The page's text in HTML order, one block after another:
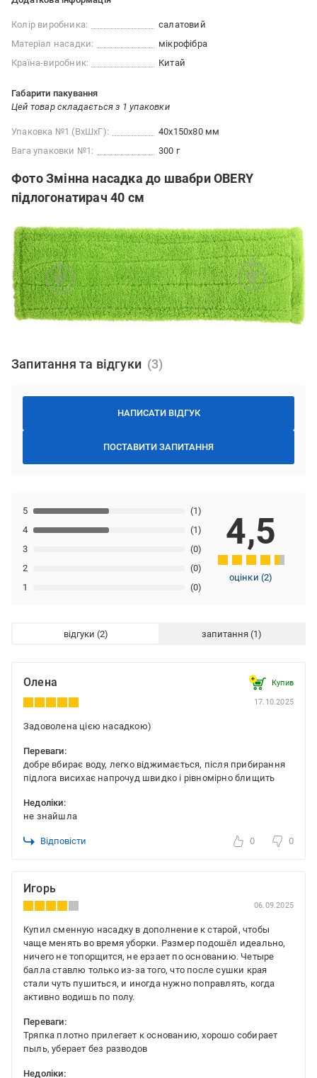
Колір виробника:
салатовий
Матеріал насадки:
мікрофібра
Країна-виробник:
Китай
Габарити пакування
Цей товар складається з 1 упаковки
Упаковка №1 (ВхШхГ):
40x150x80 мм
Вага упаковки №1:
300 г
Фото Змінна насадка до швабри OBERY
підлогонатирач 40 см
Запитання та відгуки
НАПИСАТИ ВІДГУК
ПОСТАВИТИ ЗАПИТАННЯ
1 (0)
2 (0)
3 (0)
4 (1)
5 (1)
4,5
оцінки(2)
відгуки запитання
Олена Купив
17.10.2025
Задоволена цією насадкою)
Переваги:
добре вбирає воду, легко віджимається, після прибирання
підлога висихає напрочуд швидко і рівномірно блищить
Недоліки:
не знайшла
Відповісти 0 0
Игорь
06.09.2025
Купил сменную насадку в дополнение к старой, чтобы
чаще менять во время уборки. Размер подошёл идеально,
ничего не топорщится, не ерзает по основанию. Четыре
балла ставлю только из‑за того, что после сушки края
стали чуть пушиться, и иногда нужно поправлять, когда
активно водишь по полу.
Переваги:
Тряпка плотно прилегает к основанию, хорошо собирает
пыль, уберает без разводов
Недоліки: